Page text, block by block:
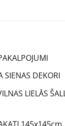
SIENAS DEKORI
LIELĀS